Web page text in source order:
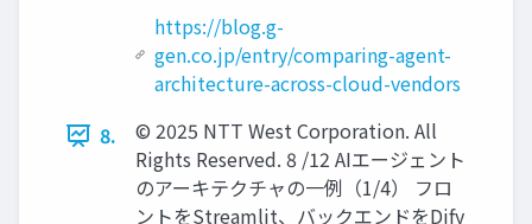
https://blog.g-
gen.co.jp/entry/comparing-agent-
architecture-across-cloud-vendors
8.
© 2025 NTT West Corporation. All
Rights Reserved. 8 /12 AIエージェント
のアーキテクチャの一例（1/4） フロ
ントをStreamlit、バックエンドをDify